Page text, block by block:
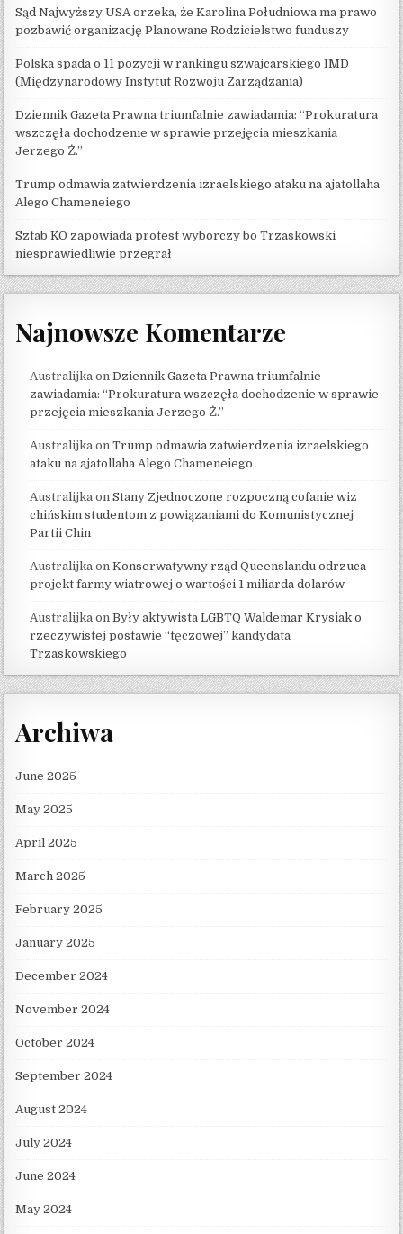
Sąd Najwyższy USA orzeka, że ​​Karolina Południowa ma prawo
pozbawić organizację Planowane Rodzicielstwo funduszy
Polska spada o 11 pozycji w rankingu szwajcarskiego IMD
(Międzynarodowy Instytut Rozwoju Zarządzania)
Dziennik Gazeta Prawna triumfalnie zawiadamia: “Prokuratura
wszczęła dochodzenie w sprawie przejęcia mieszkania
Jerzego Ż.”
Trump odmawia zatwierdzenia izraelskiego ataku na ajatollaha
Alego Chameneiego
Sztab KO zapowiada protest wyborczy bo Trzaskowski
niesprawiedliwie przegrał
Najnowsze Komentarze
Australijka onDziennik Gazeta Prawna triumfalnie
zawiadamia: “Prokuratura wszczęła dochodzenie w sprawie
przejęcia mieszkania Jerzego Ż.”
Australijka onTrump odmawia zatwierdzenia izraelskiego
ataku na ajatollaha Alego Chameneiego
Australijka onStany Zjednoczone rozpoczną cofanie wiz
chińskim studentom z powiązaniami do Komunistycznej
Partii Chin
Australijka onKonserwatywny rząd Queenslandu odrzuca
projekt farmy wiatrowej o wartości 1 miliarda dolarów
Australijka onByły aktywista LGBTQ Waldemar Krysiak o
rzeczywistej postawie “tęczowej” kandydata
Trzaskowskiego
Archiwa
June 2025
May 2025
April 2025
March 2025
February 2025
January 2025
December 2024
November 2024
October 2024
September 2024
August 2024
July 2024
June 2024
May 2024